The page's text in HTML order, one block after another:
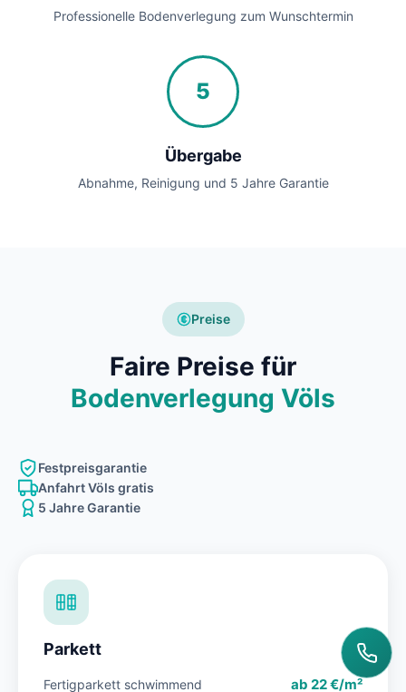
Professionelle Bodenverlegung zum Wunschtermin
5
Übergabe
Abnahme, Reinigung und 5 Jahre Garantie
Preise
Faire Preise für
Bodenverlegung Völs
Festpreisgarantie
Anfahrt Völs gratis
5 Jahre Garantie
Parkett
Fertigparkett schwimmend ab 22 €/m²